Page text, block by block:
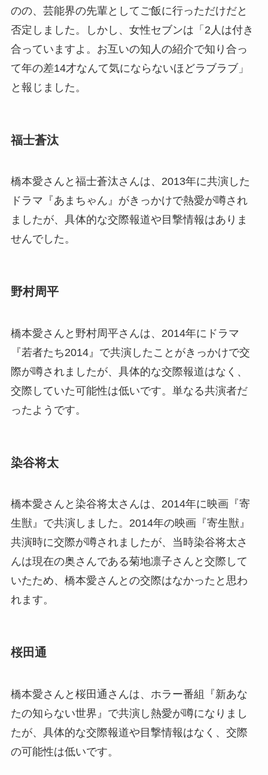
のの、芸能界の先輩としてご飯に行っただけだと
否定しました。しかし、女性セブンは「2人は付き
合っていますよ。お互いの知人の紹介で知り合っ
て年の差14才なんて気にならないほどラブラブ」
と報じました。
福士蒼汰
橋本愛さんと福士蒼汰さんは、2013年に共演した
ドラマ『あまちゃん』がきっかけで熱愛が噂され
ましたが、具体的な交際報道や目撃情報はありま
せんでした。
野村周平
橋本愛さんと野村周平さんは、2014年にドラマ
『若者たち2014』で共演したことがきっかけで交
際が噂されましたが、具体的な交際報道はなく、
交際していた可能性は低いです。単なる共演者だ
ったようです。
染谷将太
橋本愛さんと染谷将太さんは、2014年に映画『寄
生獣』で共演しました。2014年の映画『寄生獣』
共演時に交際が噂されましたが、当時染谷将太さ
んは現在の奥さんである菊地凛子さんと交際して
いたため、橋本愛さんとの交際はなかったと思わ
れます。
桜田通
橋本愛さんと桜田通さんは、ホラー番組『新あな
たの知らない世界』で共演し熱愛が噂になりまし
たが、具体的な交際報道や目撃情報はなく、交際
の可能性は低いです。